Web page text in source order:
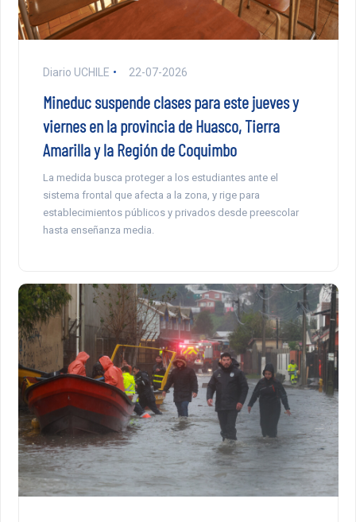
Diario UCHILE 22-07-2026
Mineduc suspende clases para este jueves y
viernes en la provincia de Huasco, Tierra
Amarilla y la Región de Coquimbo
La medida busca proteger a los estudiantes ante el
sistema frontal que afecta a la zona, y rige para
establecimientos públicos y privados desde preescolar
hasta enseñanza media.